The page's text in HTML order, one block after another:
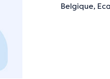
Belgique,